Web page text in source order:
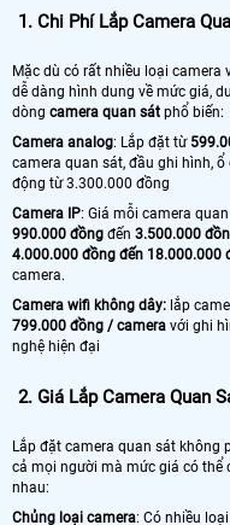
1. Chi Phí Lắp Camera
Mặc dù có rất nhiều loại
dễ dàng hình dung về mức giá,
dòng camera quan sát phổ biến:
Camera analog: Lắp đặt từ
camera quan sát, đầu ghi hình,
động từ 3.300.000 đồng
Camera IP: Giá mỗi camera
990.000 đồng đến 3.500.000
4.000.000 đồng đến 18.000.000
camera.
Camera wifi không dây: lắp
799.000 đồng / camera với ghi
nghệ hiện đại
2. Giá Lắp Camera Quan
Lắp đặt camera quan sát
cả mọi người mà mức giá có thể
nhau:
Chủng loại camera: Có nhiều